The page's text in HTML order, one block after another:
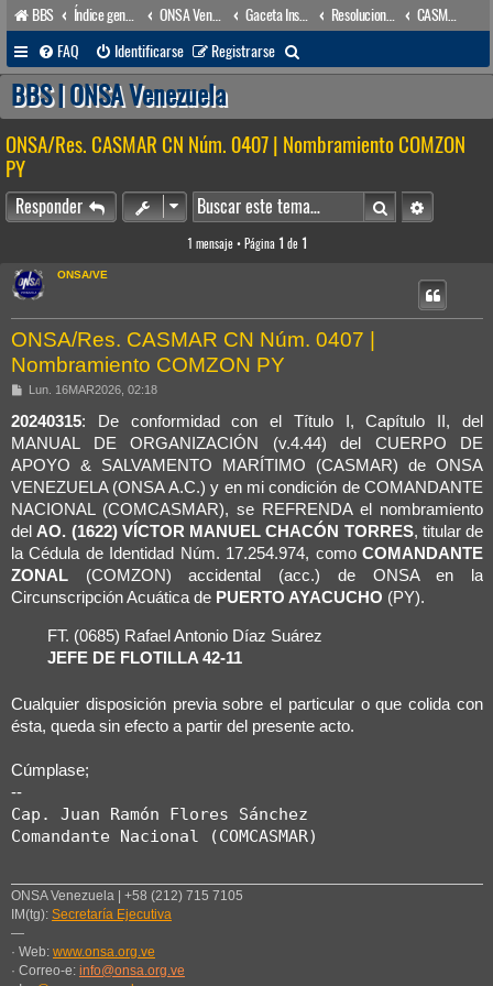
BBS Índice general ONSA Venezuela (acceso público) Gaceta Institucional Resoluciones
CASMAR/COMNACIONAL
FAQ
Identificarse Registrarse
u
c
r
BBS | ONSA Venezuela
ONSA/Res. CASMAR CN Núm. 0407 | Nombramiento COMZON
PY
Responder BuscarBúsqueda
1 mensaje • Página 1 de 1
ONSA/VE
ONSA/Res. CASMAR CN Núm. 0407 |
Nombramiento COMZON PY
M
n
a
j
e
Lun. 16MAR2026, 02:18
20240315: De conformidad con el Título I, Capítulo II, del
MANUAL DE ORGANIZACIÓN (v.4.44) del CUERPO DE
APOYO & SALVAMENTO MARÍTIMO (CASMAR) de ONSA
VENEZUELA (ONSA A.C.) y en mi condición de COMANDANTE
NACIONAL (COMCASMAR), se REFRENDA el nombramiento
del AO. (1622) VÍCTOR MANUEL CHACÓN TORRES, titular de
la Cédula de Identidad Núm. 17.254.974, comoCOMANDANTE
ZONAL (COMZON) accidental (acc.) de ONSA en la
Circunscripción Acuática de PUERTO AYACUCHO (PY).
FT. (0685) Rafael Antonio Díaz Suárez
JEFE DE FLOTILLA 42-11
Cualquier disposición previa sobre el particular o que colida con
ésta, queda sin efecto a partir del presente acto.
Cúmplase;
--
Cap. Juan Ramón Flores Sánchez
Comandante Nacional (COMCASMAR)
ONSA Venezuela | +58 (212) 715 7105
IM(tg): Secretaría Ejecutiva
—
· Web: www.onsa.org.ve
· Correo-e: info@onsa.org.ve